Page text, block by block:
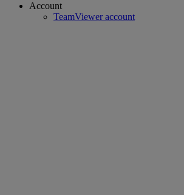
Account
TeamViewer account